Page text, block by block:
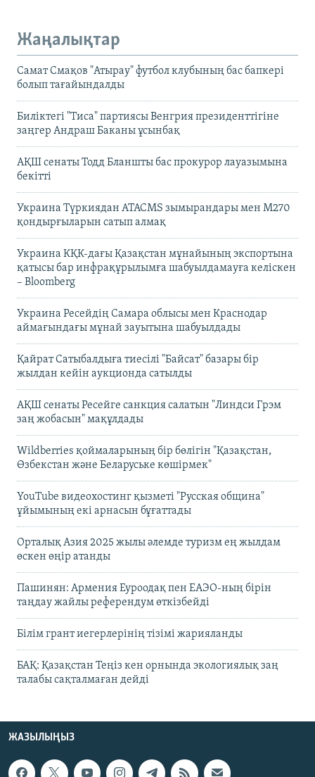
Жаңалықтар
Самат Смақов "Атырау" футбол клубының бас бапкері
болып тағайындалды
Биліктегі "Тиса" партиясы Венгрия президенттігіне
заңгер Андраш Баканы ұсынбақ
АҚШ сенаты Тодд Бланшты бас прокурор лауазымына
бекітті
Украина Түркиядан ATACMS зымырандары мен M270
қондырғыларын сатып алмақ
Украина КҚК-дағы Қазақстан мұнайының экспортына
қатысы бар инфрақұрылымға шабуылдамауға келіскен
– Bloomberg
Украина Ресейдің Самара облысы мен Краснодар
аймағындағы мұнай зауытына шабуылдады
Қайрат Сатыбалдыға тиесілі "Байсат" базары бір
жылдан кейін аукционда сатылды
АҚШ сенаты Ресейге санкция салатын "Линдси Грэм
заң жобасын" мақұлдады
Wildberries қоймаларының бір бөлігін "Қазақстан,
Өзбекстан және Беларуське көшірмек"
YouTube видеохостинг қызметі "Русская община"
ұйымының екі арнасын бұғаттады
Орталық Азия 2025 жылы әлемде туризм ең жылдам
өскен өңір атанды
Пашинян: Армения Еуроодақ пен ЕАЭО-ның бірін
таңдау жайлы референдум өткізбейді
Білім грант иегерлерінің тізімі жарияланды
БАҚ: Қазақстан Теңіз кен орнында экологиялық заң
талабы сақталмаған дейді
ЖАЗЫЛЫҢЫЗ